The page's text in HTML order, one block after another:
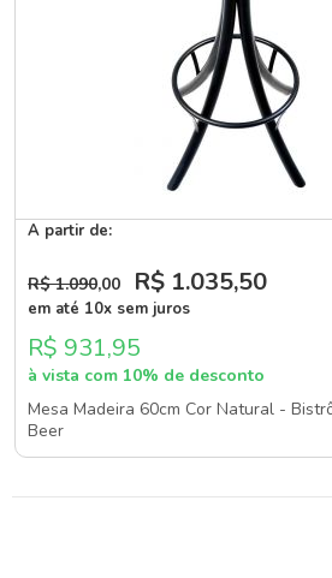
A partir de:
R$ 1.090,00 R$ 1.035,50
em até 10x sem juros
R$ 931,95
à vista com 10% de desconto
Mesa Madeira 60cm Cor Natural -
Beer